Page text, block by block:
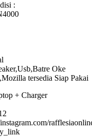
:
Oke
tersedia Siap Pakai
+ Charger